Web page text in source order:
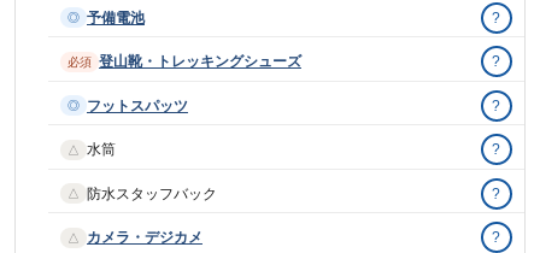
◎ 予備電池 ?
必須 登山靴・トレッキングシューズ ?
◎ フットスパッツ ?
△ 水筒 ?
△ 防水スタッフバック ?
△ カメラ・デジカメ ?